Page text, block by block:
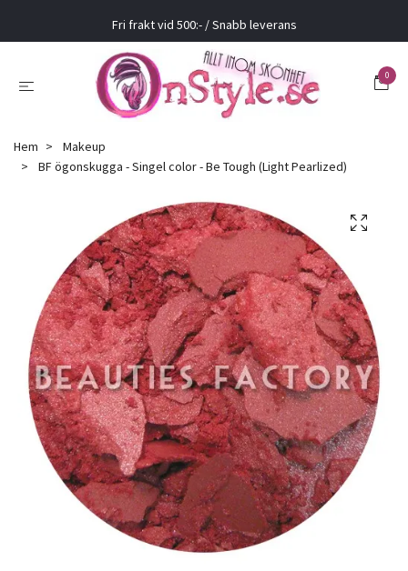
Fri frakt vid 500:- / Snabb leverans
0
Hem
Makeup
BF ögonskugga - Singel color - Be Tough (Light Pearlized)